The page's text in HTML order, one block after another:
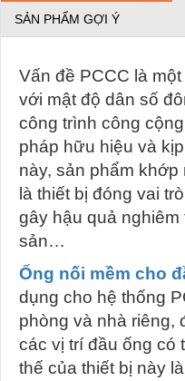
SẢN PHẨM GỢI Ý
Vấn đề PCCC là
với mật độ dân số
công trình công
pháp hữu hiệu và
này, sản phẩm khớp
là thiết bị đóng vai
gây hậu quả
sản…
Ống nối mềm cho
dụng cho hệ thống
phòng và nhà riêng,
các vị trí đầu ống có
thế của thiết bị này